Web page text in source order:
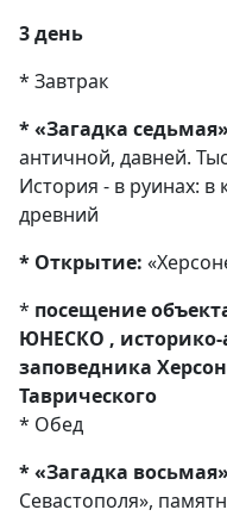
3 день
* Завтрак
* «Загадка
античной, давней.
История - в руинах: в
древний
* Открытие:
* посещение
ЮНЕСКО , историко-
заповедника
* Обед
* «Загадка
Севастополя»,